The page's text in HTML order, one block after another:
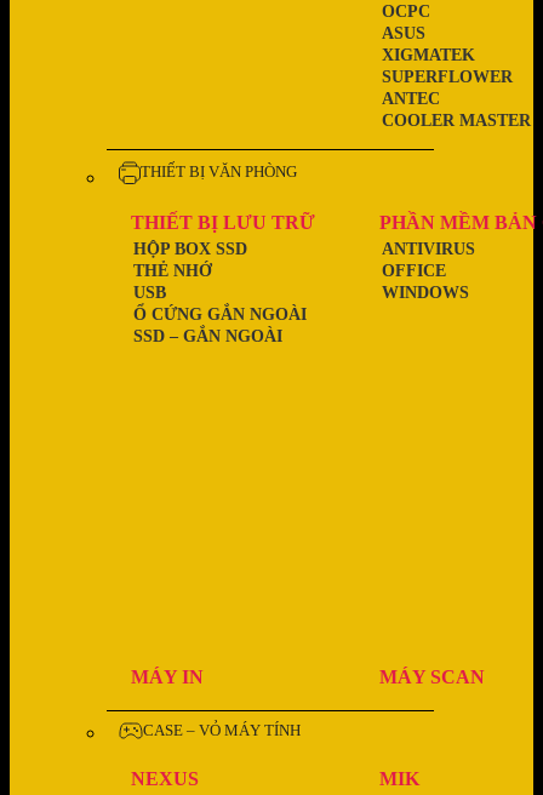
COOLER MASTER
ANTEC
SUPERFLOWER
XIGMATEK
ASUS
OCPC
THIẾT BỊ VĂN PHÒNG
THIẾT BỊ LƯU TRỮ
SSD – GẮN NGOÀI
Ổ CỨNG GẮN NGOÀI
USB
THẺ NHỚ
HỘP BOX SSD
PHẦN MỀM BẢN
WINDOWS
OFFICE
ANTIVIRUS
MÁY IN MÁY SCAN
CASE – VỎ MÁY TÍNH
NEXUS
MIK